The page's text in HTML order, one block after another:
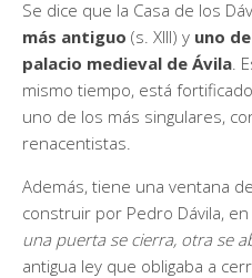
Se dice que la Casa de los
más antiguo (s. XIII) y uno
palacio medieval de Ávila .
mismo tiempo, está
uno de los más singulares,
renacentistas.
Además, tiene una ventana
construir por Pedro Dávila,
una puerta se cierra, otra se
antigua ley que obligaba a